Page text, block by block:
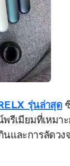
รุ่นล่าสุดซึ่
รีเมียมที่เหมา
และการลัดวง